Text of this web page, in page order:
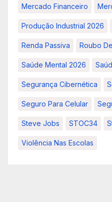
Mercado Financeiro
Produção Industrial 2026
Renda Passiva Roubo
Saúde Mental 2026
Segurança Cibernética
Seguro Para Celular
Steve Jobs STOC34
Violência Nas Escolas